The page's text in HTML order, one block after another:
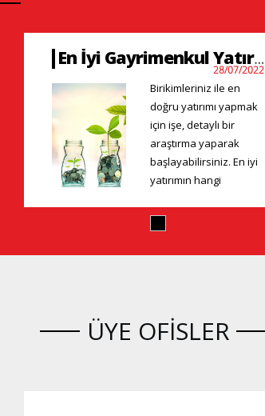
En İyi Gayrimenkul Yatırımları
28/07/2022
Birikimleriniz ile en
doğru yatırımı yapmak
için işe, detaylı bir
araştırma yaparak
başlayabilirsiniz. En iyi
yatırımın hangi
hangi yatırım ens...
ÜYE OFISLER